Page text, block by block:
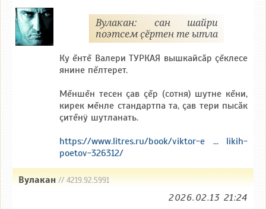
Вулакан: сан шайри
поэтсем ҫӗртен те ытла
Ку ĕнтĕ Валери ТУРКАЯ вышкайсăр çĕклесе
янине пĕлтерет.
Мĕншĕн тесен çав çĕр (сотня) шутне кĕни,
кирек мĕнле стандартпа та, çав тери пысăк
çитĕнÿ шутланать.
https://www.litres.ru/book/viktor-e ... likih-
poetov-326312/
Вулакан// 4219.92.5991
2026.02.13 21:24